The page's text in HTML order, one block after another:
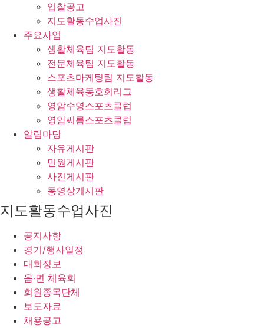
입찰공고
지도활동수업사진
주요사업
생활체육팀 지도활동
전문체육팀 지도활동
스포츠마케팅팀 지도활동
생활체육동호회리그
영암수영스포츠클럽
영암씨름스포츠클럽
알림마당
자유게시판
민원게시판
사진게시판
동영상게시판
지도활동수업사진
공지사항
경기/행사일정
대회정보
읍·면 체육회
회원종목단체
보도자료
채용공고